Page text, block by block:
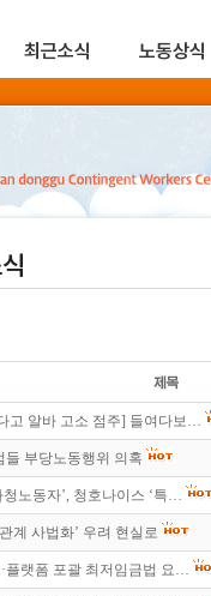
최근소식 노동상식
고 알바 고소 점주] 들여다보…
들 부당노동행위 의혹
청노동자’, 청호나이스 ‘특…
계 사법화’ 우려 현실로
플랫폼 포괄 최저임금법 요…